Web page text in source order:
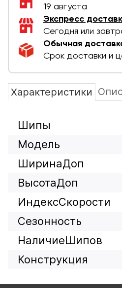
19 августа
Экспресс
Сегодня или
Обычная
Срок доставки и
Характеристики
Шипы
Модель
ШиринаДоп
ВысотаДоп
ИндексСкорости
Сезонность
НаличиеШипов
Конструкция